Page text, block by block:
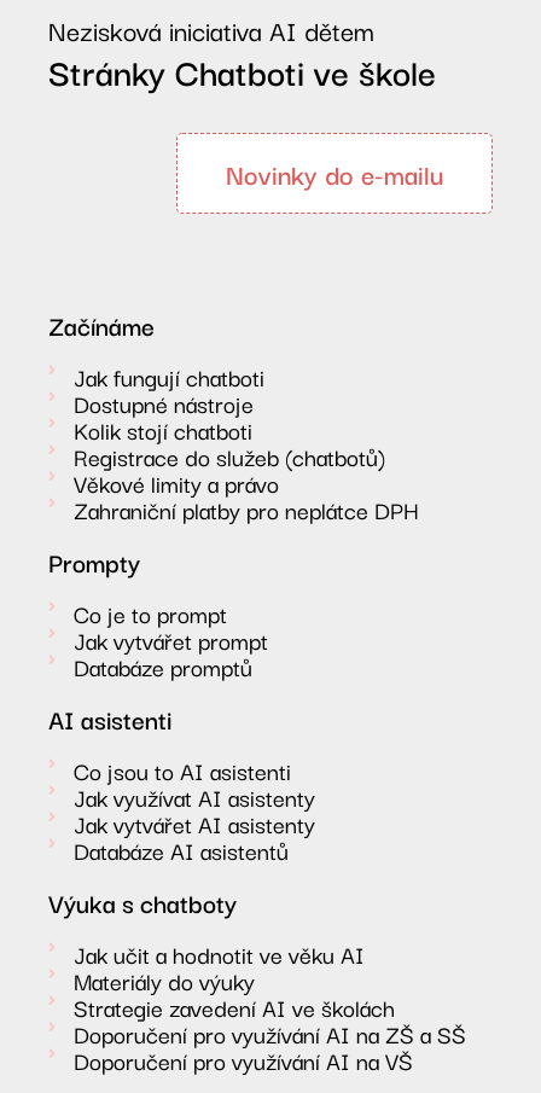
Nezisková iniciativa AI dětem
Stránky Chatboti ve škole
Novinky do e-mailu
Začínáme
Jak fungují chatboti
Dostupné nástroje
Kolik stojí chatboti
Registrace do služeb (chatbotů)
Věkové limity a právo
Zahraniční platby pro neplátce DPH
Prompty
Co je to prompt
Jak vytvářet prompt
Databáze promptů
AI asistenti
Co jsou to AI asistenti
Jak využívat AI asistenty
Jak vytvářet AI asistenty
Databáze AI asistentů
Výuka s chatboty
Jak učit a hodnotit ve věku AI
Materiály do výuky
Strategie zavedení AI ve školách
Doporučení pro využívání AI na ZŠ a SŠ
Doporučení pro využívání AI na VŠ